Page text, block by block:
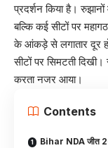
प्रदर्शन किया है।
बल्कि कई सीटों पर
के आंकड़े से लगातार दूर
सीटों पर सिमटती
करता नजर आया।
Contents
Bihar NDA जीत